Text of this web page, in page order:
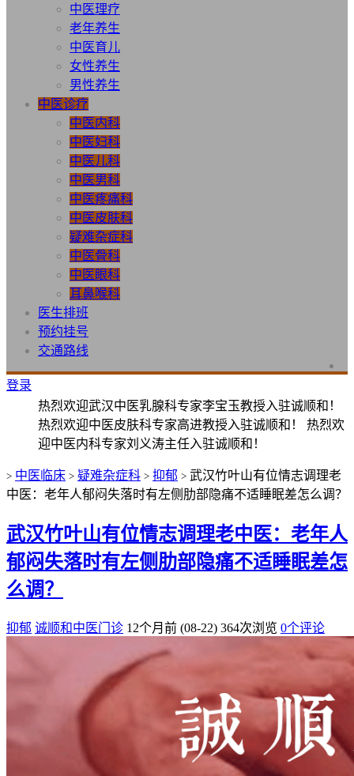
中医理疗
老年养生
中医育儿
女性养生
男性养生
中医诊疗
中医内科
中医妇科
中医儿科
中医男科
中医疼痛科
中医皮肤科
疑难杂症科
中医骨科
中医眼科
耳鼻喉科
医生排班
预约挂号
交通路线
登录
热烈欢迎武汉中医乳腺科专家李宝玉教授入驻诚顺和！
热烈欢迎中医皮肤科专家高进教授入驻诚顺和！ 热烈欢
迎中医内科专家刘义涛主任入驻诚顺和！
> 中医临床 > 疑难杂症科 > 抑郁 > 武汉竹叶山有位情志调理老
中医：老年人郁闷失落时有左侧肋部隐痛不适睡眠差怎么调？
武汉竹叶山有位情志调理老中医：老年人
郁闷失落时有左侧肋部隐痛不适睡眠差怎
么调？
抑郁 诚顺和中医门诊 12个月前 (08-22) 364次浏览 0个评论